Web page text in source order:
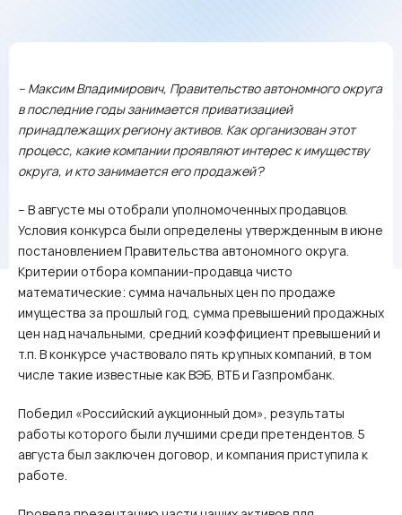
– Максим Владимирович, Правительство автономного округа
в последние годы занимается приватизацией
принадлежащих региону активов. Как организован этот
процесс, какие компании проявляют интерес к имуществу
округа, и кто занимается его продажей?
– В августе мы отобрали уполномоченных продавцов.
Условия конкурса были определены утвержденным в июне
постановлением Правительства автономного округа.
Критерии отбора компании-продавца чисто
математические: сумма начальных цен по продаже
имущества за прошлый год, сумма превышений продажных
цен над начальными, средний коэффициент превышений и
т.п. В конкурсе участвовало пять крупных компаний, в том
числе такие известные как ВЭБ, ВТБ и Газпромбанк.
Победил «Российский аукционный дом», результаты
работы которого были лучшими среди претендентов. 5
августа был заключен договор, и компания приступила к
работе.